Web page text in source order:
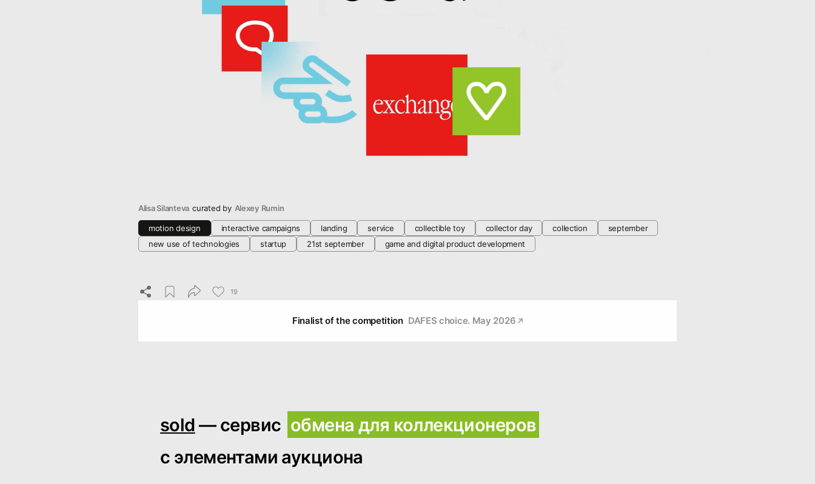
Alisa Silanteva curated by Аlexey Rumin
motion design interactive campaigns landing service collectible toy collector day collection
september
new use of technologies
startup 21st september game and digital product development
19
Finalist of the competition DAFES choice. May 2026
sold — сервис обмена для коллекционеров
с элементами аукциона